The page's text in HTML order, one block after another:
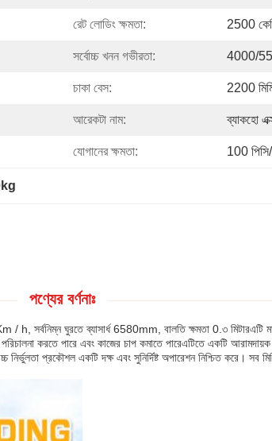
রেট লোডিং ক্ষমতা: 2500
সর্বোচ্চ খনন গভীরতা: 4000/
চাকা বেস: 2200
আরেকটা নাম: ব্যাকহো
যোগানের ক্ষমতা: 100
পণ্যের বর্ণনাঃ
/ h, সর্বনিম্ন ঘুরতে ব্যাসার্ধ 6580mm, বালতি ক্ষমতা 0.৩ মিটারএটি
করতে পারে এবং কাজের চাপ কমাতে পারেএটিতে একটি
প্রকৌশল একটি দক্ষ এবং সুনির্দিষ্ট অপারেশন নিশ্চিত করে। সব